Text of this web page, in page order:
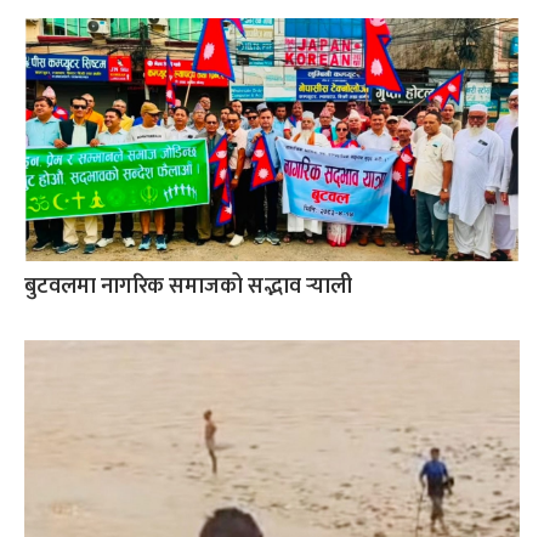
बुटवलमा नागरिक समाजको सद्भाव र्‍याली